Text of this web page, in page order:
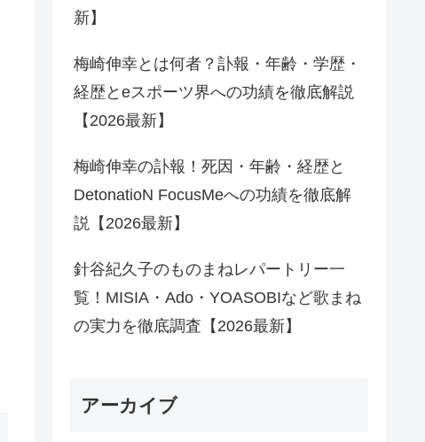
新】
梅崎伸幸とは何者？訃報・年齢・学歴・
経歴とeスポーツ界への功績を徹底解説
【2026最新】
梅崎伸幸の訃報！死因・年齢・経歴と
DetonatioN FocusMeへの功績を徹底解
説【2026最新】
針谷紀久子のものまねレパートリー一
覧！MISIA・Ado・YOASOBIなど歌まね
の実力を徹底調査【2026最新】
アーカイブ